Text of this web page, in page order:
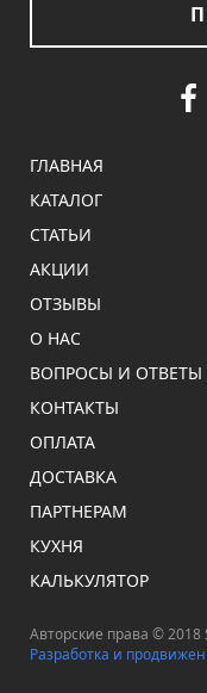
ГЛАВНАЯ
КАТАЛОГ
СТАТЬИ
АКЦИИ
ОТЗЫВЫ
О НАС
ВОПРОСЫ И ОТВЕТЫ
КОНТАКТЫ
ОПЛАТА
ДОСТАВКА
ПАРТНЕРАМ
КУХНЯ
КАЛЬКУЛЯТОР
Авторские права © 2018
Разработка и